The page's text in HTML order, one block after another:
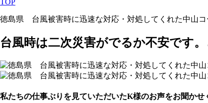
徳島県 台風被害時に迅速な対応・対処してくれた中山コ
台風時は二次災害がでるか不安です
私たちの仕事ぶりを見ていただいたK様のお声をお聞かせ